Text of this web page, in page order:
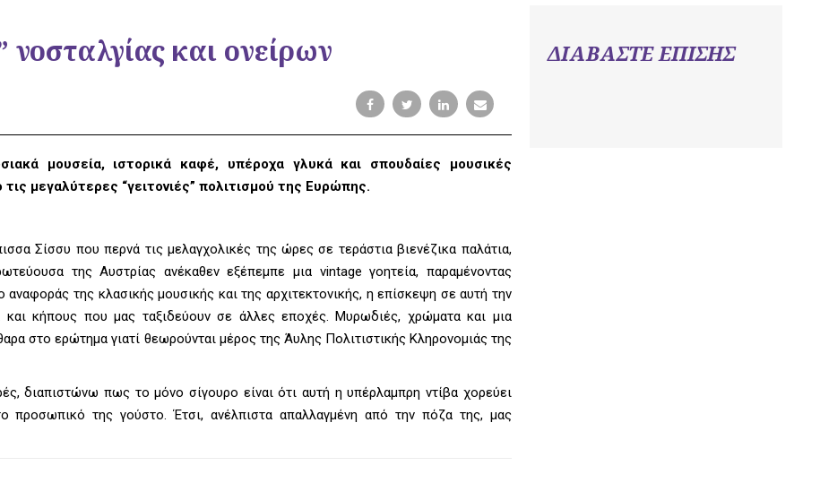
και ονείρων
μουσεία, ιστορικά καφέ, υπέροχα γλυκά και σπουδαίες μουσικές
μεγαλύτερες “γειτονιές” πολιτισμού της Ευρώπης.
Σίσσυ που περνά τις μελαγχολικές της ώρες σε τεράστια βιενέζικα παλάτια,
της Αυστρίας ανέκαθεν εξέπεμπε μια vintage γοητεία, παραμένοντας
αναφοράς της κλασικής μουσικής και της αρχιτεκτονικής, η επίσκεψη σε αυτή την
και κήπους που μας ταξιδεύουν σε άλλες εποχές. Μυρωδιές, χρώματα και μια
στο ερώτημα γιατί θεωρούνται μέρος της Άυλης Πολιτιστικής Κληρονομιάς της
διαπιστώνω πως το μόνο σίγουρο είναι ότι αυτή η υπέρλαμπρη ντίβα χορεύει
της γούστο. Έτσι, ανέλπιστα απαλλαγμένη από την πόζα της, μας
ΔΙΑΒΑΣΤΕ ΕΠΙΣΗΣ